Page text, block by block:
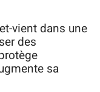
vient dans une
des
sa